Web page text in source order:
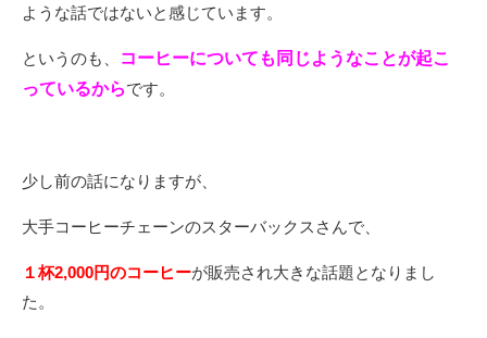
ような話ではないと感じています。
というのも、
コーヒーについても同じようなことが起こ
っているからです。
少し前の話になりますが、
大手コーヒーチェーンのスターバックスさんで、
１杯2,000円のコーヒーが販売され大きな話題となりまし
た。